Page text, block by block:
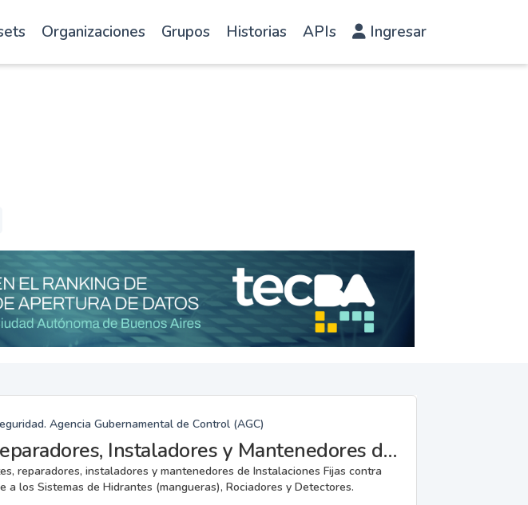
Organizaciones Grupos Historias APIs Ingresar
Agencia Gubernamental de Control (AGC)
Fabricantes, Reparadores, Instaladores y Mantenedores de Instalaciones Fijas contra Incendios.
reparadores, instaladores y mantenedores de Instalaciones Fijas contra
a los Sistemas de Hidrantes (mangueras), Rociadores y Detectores.